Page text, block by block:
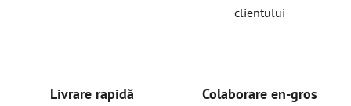
clientului
Livrare rapidă Colaborare en-gros